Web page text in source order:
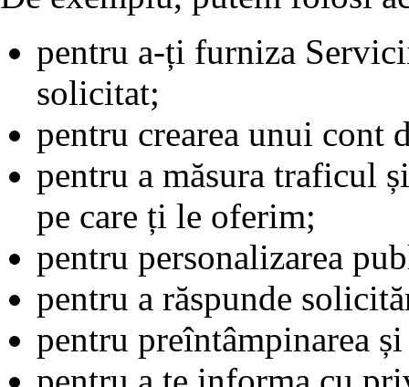
pentru a-ți furniza
solicitat;
pentru crearea unui
pentru a măsura traficul
pe care ți le oferim;
pentru personalizarea
pentru a răspunde
pentru preîntâmpinarea